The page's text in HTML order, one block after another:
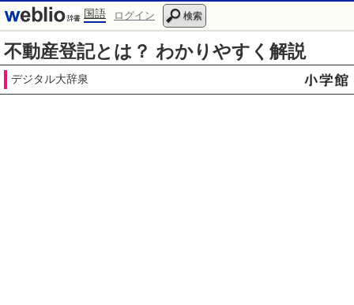
国語 ログイン 検索
不動産登記とは？ わかりやすく解説
デジタル大辞泉